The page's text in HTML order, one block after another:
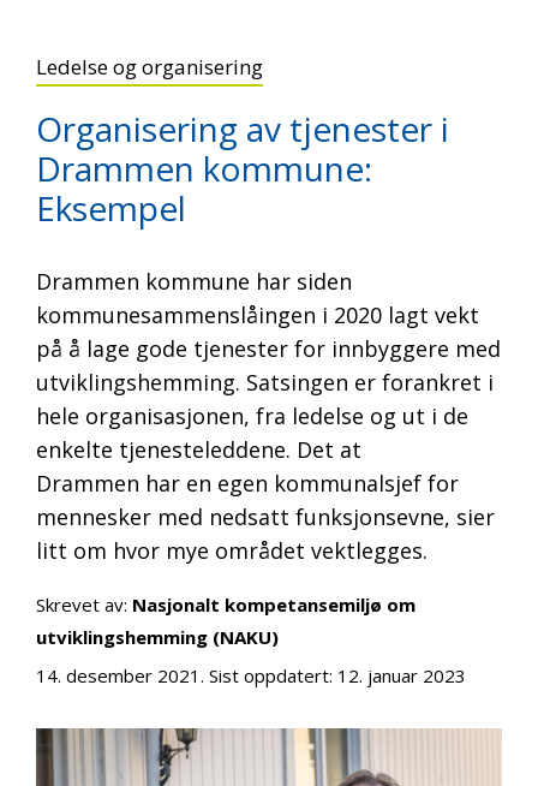
Ledelse og organisering
Organisering av tjenester i
Drammen kommune:
Eksempel
Drammen kommune har siden
kommunesammenslåingen i 2020 lagt vekt
på å lage gode tjenester for innbyggere med
utviklingshemming. Satsingen er forankret i
hele organisasjonen, fra ledelse og ut i de
enkelte tjenesteleddene. Det at
Drammen har en egen kommunalsjef for
mennesker med nedsatt funksjonsevne, sier
litt om hvor mye området vektlegges.
Skrevet av: Nasjonalt kompetansemiljø om
utviklingshemming (NAKU)
14. desember 2021 . Sist oppdatert: 12. januar 2023